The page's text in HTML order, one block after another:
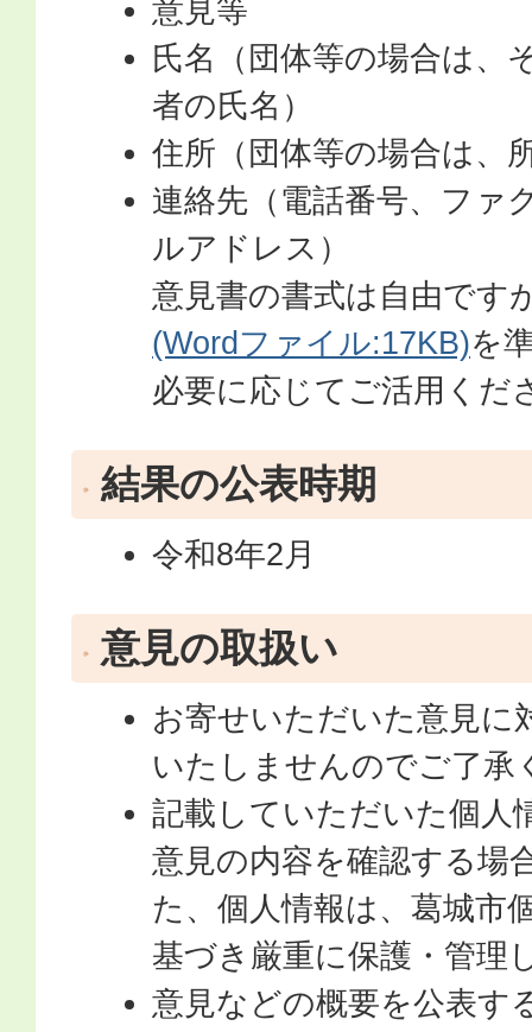
意見等
氏名（団体等の場合は、
者の氏名）
住所（団体等の場合は、
連絡先（電話番号、ファ
ルアドレス）
意見書の書式は自由です
(Wordファイル:17KB)を
必要に応じてご活用くだ
結果の公表時期
令和8年2月
意見の取扱い
お寄せいただいた意見に
いたしませんのでご了承
記載していただいた個人
意見の内容を確認する場
た、個人情報は、葛城市
基づき厳重に保護・管理
意見などの概要を公表す